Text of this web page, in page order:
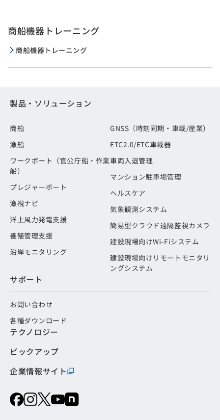
商船機器トレーニング
商船機器トレーニング
製品・ソリューション
商船
漁船
ワークボート（官公庁船・作業
船）
プレジャーボート
漁視ナビ
洋上風力発電支援
養殖管理支援
沿岸モニタリング
GNSS（時刻同期・車載/産業）
ETC2.0/ETC車載器
車両入退管理
マンション駐車場管理
ヘルスケア
気象観測システム
簡易型クラウド遠隔監視カメラ
建設現場向けWi-Fiシステム
建設現場向けリモートモニタリ
ングシステム
サポート
お問い合わせ
各種ダウンロード
テクノロジー
ピックアップ
企業情報サイト